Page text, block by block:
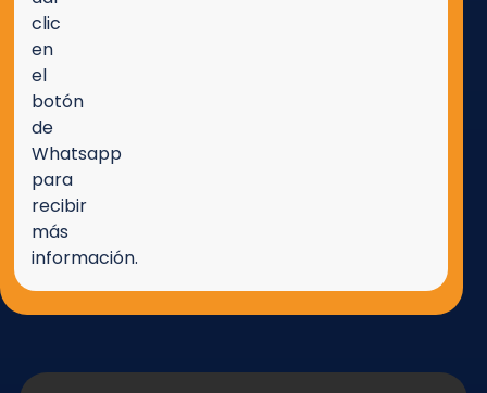
clic
en
el
botón
de
Whatsapp
para
recibir
más
información.